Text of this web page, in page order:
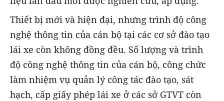
Thiết bị mới và hiện đại, nhưng trình độ công
nghệ thông tin của cán bộ tại các cơ sở đào tạo
lái xe còn không đồng đều. Số lượng và trình
độ công nghệ thông tin của cán bộ, công chức
làm nhiệm vụ quản lý công tác đào tạo, sát
hạch, cấp giấy phép lái xe ở các sở GTVT còn